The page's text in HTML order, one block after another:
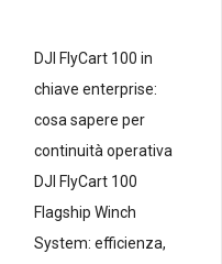
DJI FlyCart 100 in
chiave enterprise:
cosa sapere per
continuità operativa
DJI FlyCart 100
Flagship Winch
System: efficienza,